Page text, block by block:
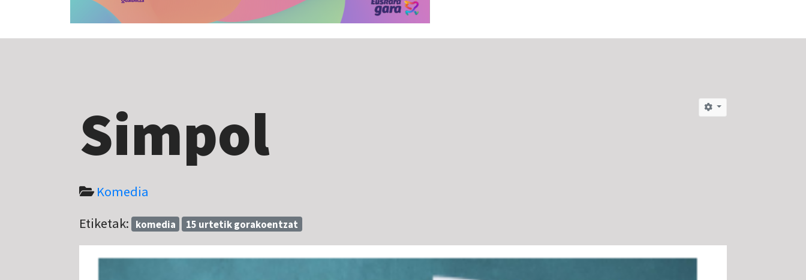
Simpol
Komedia
Etiketak: komedia 15 urtetik gorakoentzat